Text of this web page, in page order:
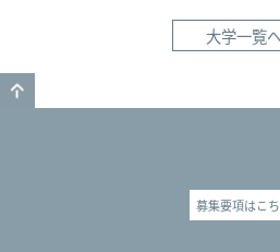
大学一覧
募集要項はこ